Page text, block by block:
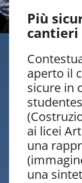
Più
cantieri
aperto il
sicure in
ai licei
una
una